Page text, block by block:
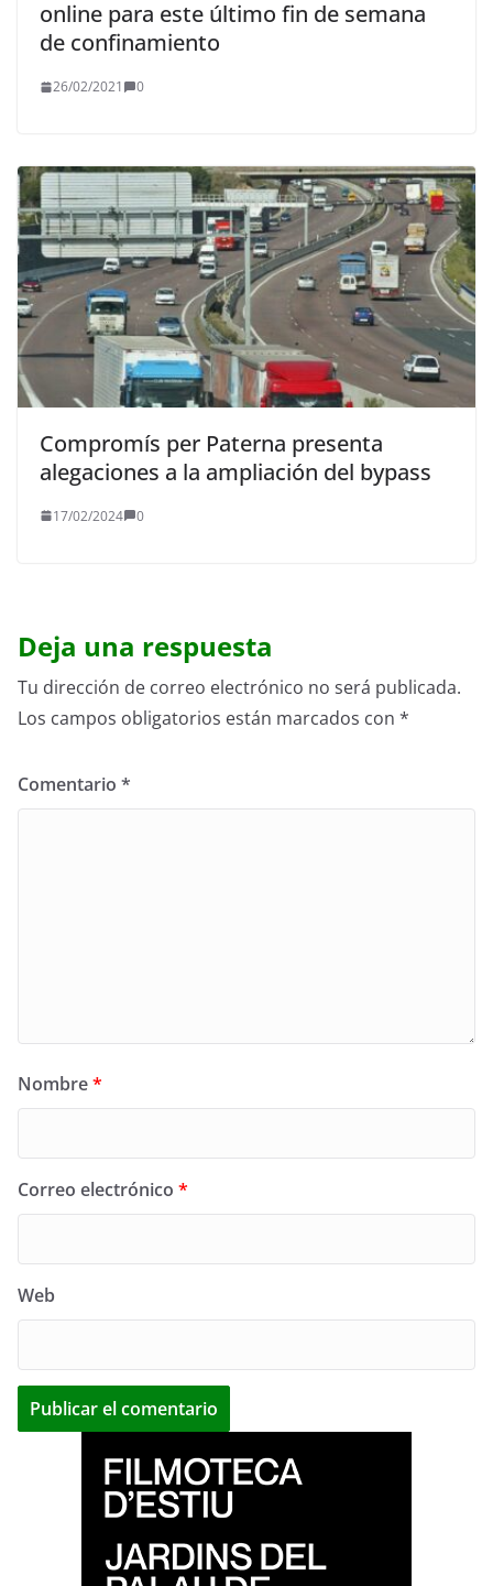
online para este último fin de semana
de confinamiento
26/02/2021 0
Compromís per Paterna presenta
alegaciones a la ampliación del bypass
17/02/2024 0
Deja una respuesta
Tu dirección de correo electrónico no será publicada.
Los campos obligatorios están marcados con *
Comentario *
Nombre*
Correo electrónico *
Web